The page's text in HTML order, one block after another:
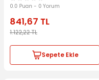
0.0 Puan - 0 Yorum
841,67 TL
1.122,22TL
Sepete Ekle